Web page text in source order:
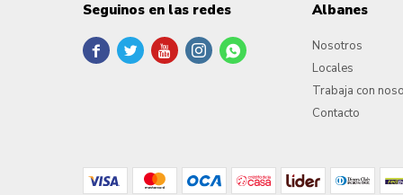
Albanes
Nosotros
Locales
Trabaja con
Contacto
Seguinos en las redes
    